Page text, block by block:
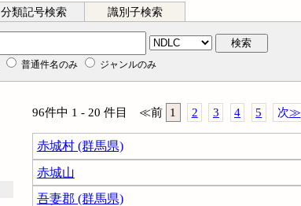
分類記号検索 識別子検索
検索
普通件名のみ ジャンルのみ
96件中 1 - 20 件目 ≪前 1 2 3 4 5 次≫
赤城村 (群馬県)
赤城山
吾妻郡 (群馬県)